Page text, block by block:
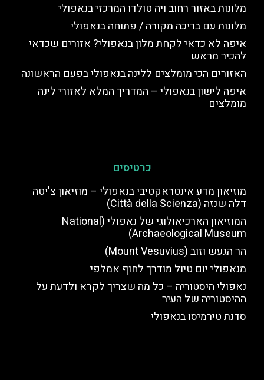
מלונות באזור רחוב ויה טולדו המרכזי בנאפולי
מלונות עם בריכה מקורה / פתוחה בנאפולי
איפה לא כדאי לקחת מלון בנאפולי? אזורים שכדאי
להכיר מראש
האזורים הכי מומלצים ללינה בנאפולי בפעם הראשונה
איפה לישון בנאפולי – המדריך המלא לאזורי לינה
מומלצים
כרטיסים
מוזיאון מדע אינטראקטיבי בנאפולי – מוזיאון צ'יטה
דלה שנזה (Città della Scienza)
המוזיאון הארכיאולוגי של נאפולי (National
Archaeological Museum)
הר הגעש וזוב (Mount Vesuvius)
מנאפולי יום טיול מודרך לחוף אמלפי
נאפולי היסטוריה – כל מה שצריך לקרא ולדעת על
ההיסטוריה של העיר
סדנת טירמיסו בנאפולי